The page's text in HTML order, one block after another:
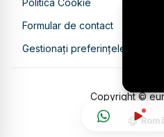
Formular de contact
Gestionați preferințele
Copyright ©